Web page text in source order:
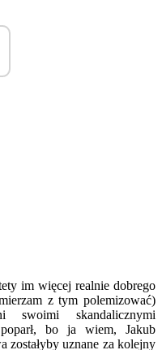
im więcej realnie dobrego
z tym polemizować)
skandalicznymi
bo ja wiem, Jakub
zostałyby uznane za kolejny